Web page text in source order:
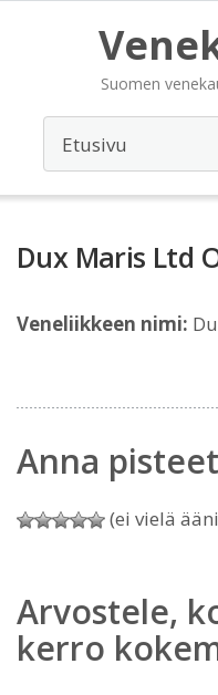
Suomen
Dux Maris Ltd
Veneliikkeen nimi:
Anna pisteet
(ei vielä
Arvostele,
kerro